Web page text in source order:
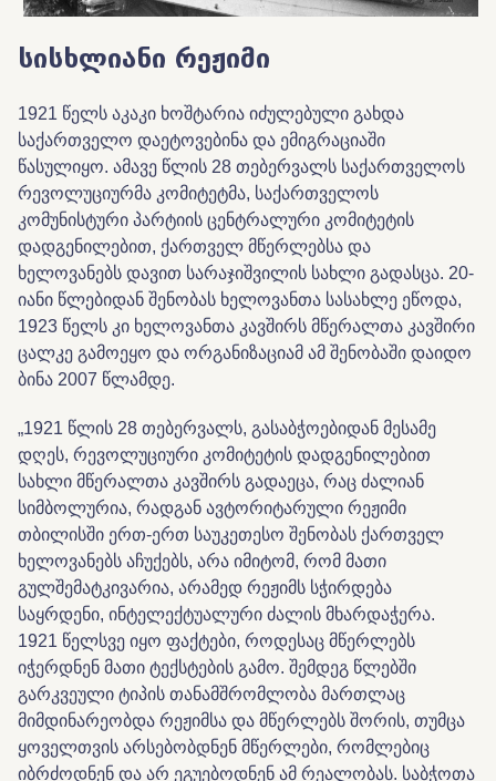
სისხლიანი რეჟიმი
1921 წელს აკაკი ხოშტარია იძულებული გახდა
საქართველო დაეტოვებინა და ემიგრაციაში
წასულიყო. ამავე წლის 28 თებერვალს საქართველოს
რევოლუციურმა კომიტეტმა, საქართველოს
კომუნისტური პარტიის ცენტრალური კომიტეტის
დადგენილებით, ქართველ მწერლებსა და
ხელოვანებს დავით სარაჯიშვილის სახლი გადასცა. 20-
იანი წლებიდან შენობას ხელოვანთა სასახლე ეწოდა,
1923 წელს კი ხელოვანთა კავშირს მწერალთა კავშირი
ცალკე გამოეყო და ორგანიზაციამ ამ შენობაში დაიდო
ბინა 2007 წლამდე.
„1921 წლის 28 თებერვალს, გასაბჭოებიდან მესამე
დღეს, რევოლუციური კომიტეტის დადგენილებით
სახლი მწერალთა კავშირს გადაეცა, რაც ძალიან
სიმბოლურია, რადგან ავტორიტარული რეჟიმი
თბილისში ერთ-ერთ საუკეთესო შენობას ქართველ
ხელოვანებს აჩუქებს, არა იმიტომ, რომ მათი
გულშემატკივარია, არამედ რეჟიმს სჭირდება
საყრდენი, ინტელექტუალური ძალის მხარდაჭერა.
1921 წელსვე იყო ფაქტები, როდესაც მწერლებს
იჭერდნენ მათი ტექსტების გამო. შემდეგ წლებში
გარკვეული ტიპის თანამშრომლობა მართლაც
მიმდინარეობდა რეჟიმსა და მწერლებს შორის, თუმცა
ყოველთვის არსებობდნენ მწერლები, რომლებიც
იბრძოდნენ და არ ეგუებოდნენ ამ რეალობას. საბჭოთა